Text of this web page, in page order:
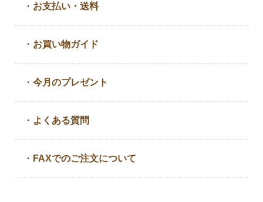
・ お支払い・送料
・ お買い物ガイド
・今月のプレゼント
・ よくある質問
・ FAXでのご注文について